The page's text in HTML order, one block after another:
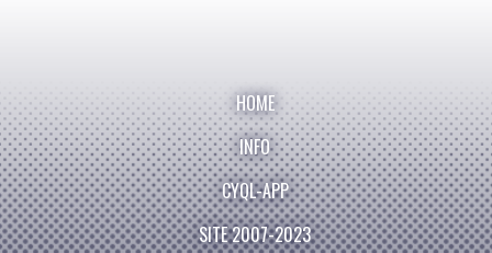
HOME
INFO
CYQL-APP
SITE 2007-2023